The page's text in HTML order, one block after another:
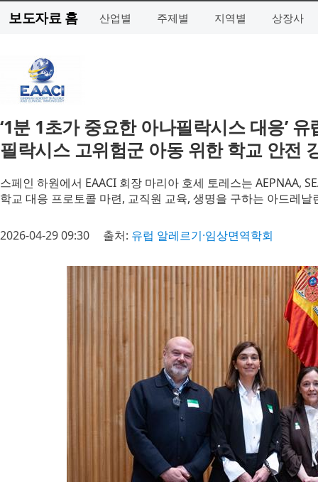
보도자료 홈 산업별 주제별 지역별 상장사
‘1분 1초가 중요한 아나필락시스 대응’
필락시스 고위험군 아동 위한 학교 안전
스페인 하원에서 EAACI 회장 마리아 호세 토레스는 AEPNAA,
학교 대응 프로토콜 마련, 교직원 교육, 생명을 구하는 아드레
2026-04-29 09:30 출처: 유럽 알레르기·임상면역학회